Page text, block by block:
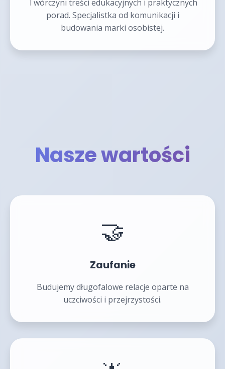
Twórczyni treści edukacyjnych i praktycznych
porad. Specjalistka od komunikacji i
budowania marki osobistej.
Nasze wartości
🤝
Zaufanie
Budujemy długofalowe relacje oparte na
uczciwości i przejrzystości.